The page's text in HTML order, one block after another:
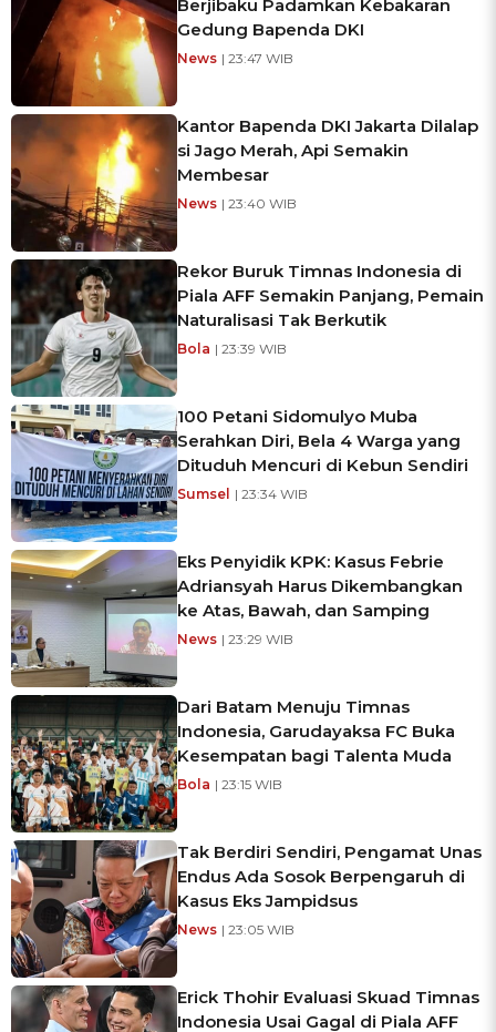
Berjibaku Padamkan Kebakaran
Gedung Bapenda DKI
News | 23:47 WIB
Kantor Bapenda DKI Jakarta Dilalap
si Jago Merah, Api Semakin
Membesar
News | 23:40 WIB
Rekor Buruk Timnas Indonesia di
Piala AFF Semakin Panjang, Pemain
Naturalisasi Tak Berkutik
Bola | 23:39 WIB
100 Petani Sidomulyo Muba
Serahkan Diri, Bela 4 Warga yang
Dituduh Mencuri di Kebun Sendiri
Sumsel | 23:34 WIB
Eks Penyidik KPK: Kasus Febrie
Adriansyah Harus Dikembangkan
ke Atas, Bawah, dan Samping
News | 23:29 WIB
Dari Batam Menuju Timnas
Indonesia, Garudayaksa FC Buka
Kesempatan bagi Talenta Muda
Bola | 23:15 WIB
Tak Berdiri Sendiri, Pengamat Unas
Endus Ada Sosok Berpengaruh di
Kasus Eks Jampidsus
News | 23:05 WIB
Erick Thohir Evaluasi Skuad Timnas
Indonesia Usai Gagal di Piala AFF